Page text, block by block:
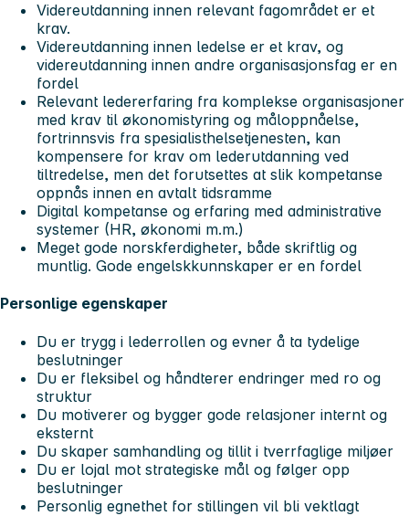
Videreutdanning innen relevant fagområdet er et
krav.
Videreutdanning innen ledelse er et krav, og
videreutdanning innen andre organisasjonsfag er en
fordel
Relevant ledererfaring fra komplekse organisasjoner
med krav til økonomistyring og måloppnåelse,
fortrinnsvis fra spesialisthelsetjenesten, kan
kompensere for krav om lederutdanning ved
tiltredelse, men det forutsettes at slik kompetanse
oppnås innen en avtalt tidsramme
Digital kompetanse og erfaring med administrative
systemer (HR, økonomi m.m.)
Meget gode norskferdigheter, både skriftlig og
muntlig. Gode engelskkunnskaper er en fordel
Personlige egenskaper
Du er trygg i lederrollen og evner å ta tydelige
beslutninger
Du er fleksibel og håndterer endringer med ro og
struktur
Du motiverer og bygger gode relasjoner internt og
eksternt
Du skaper samhandling og tillit i tverrfaglige miljøer
Du er lojal mot strategiske mål og følger opp
beslutninger
Personlig egnethet for stillingen vil bli vektlagt